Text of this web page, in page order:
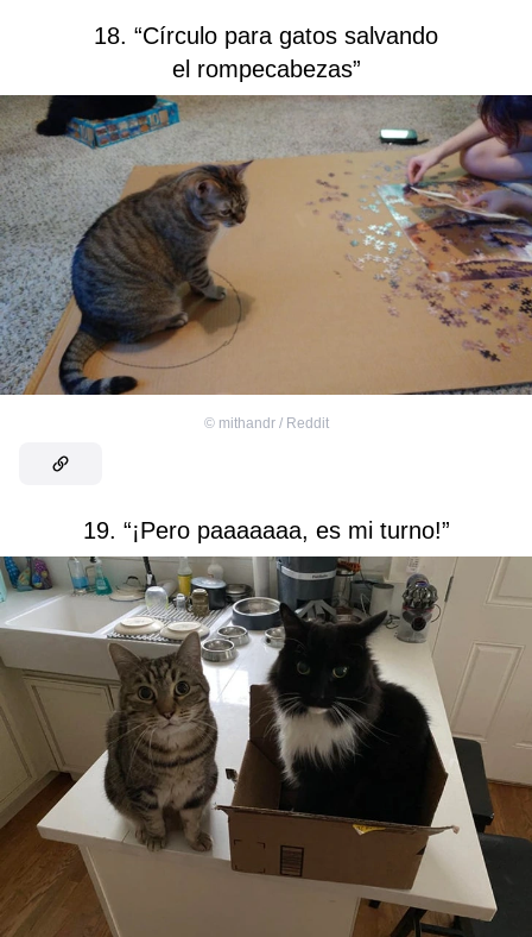
18. “Círculo para gatos salvando
el rompecabezas”
© mithandr / Reddit
19. “¡Pero paaaaaaa, es mi turno!”